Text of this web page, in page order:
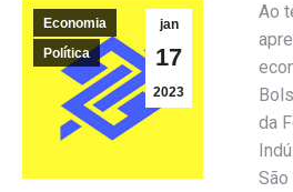
jan
17
2023
Economia
Política
Ao
da
São